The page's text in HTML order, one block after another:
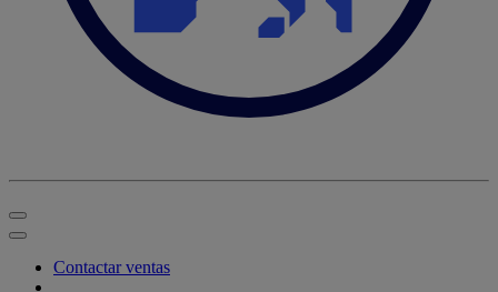
Contactar ventas